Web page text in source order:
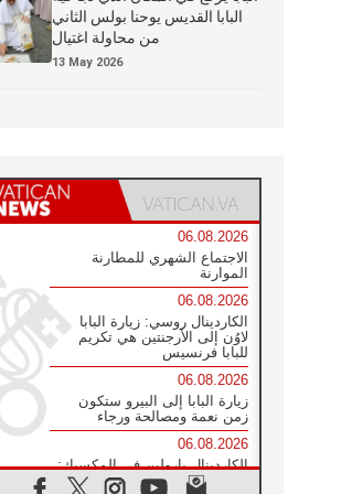
البابا القديس يوحنا بولس الثاني
من محاولة اغتيال
13 May 2026
06.08.2026
الاجتماع الشهري للمطارنة
الموارنة
06.08.2026
الكاردينال روسي: زيارة البابا
لاوُن إلى الأرجنتين هي تكريم
للبابا فرنسيس
06.08.2026
زيارة البابا إلى البيرو ستكون
زمن نعمة ومصالحة ورجاء
06.08.2026
الكاردينال بارولين في المكسيك:
علينا أن نكون حاضرين إلى جانب